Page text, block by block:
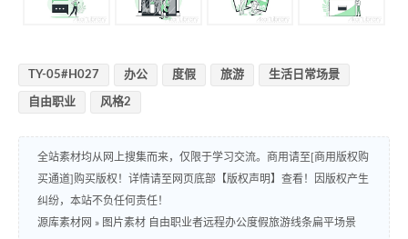
TY-05#H027 办公 度假 旅游 生活日常场景
自由职业 风格2
全站素材均从网上搜集而来，仅限于学习交流。商用请至[商用版权购
买通道]购买版权！详情请至网页底部【版权声明】查看！因版权产生
纠纷，本站不负任何责任！
源库素材网 » 图片素材 自由职业者远程办公度假旅游线条扁平场景